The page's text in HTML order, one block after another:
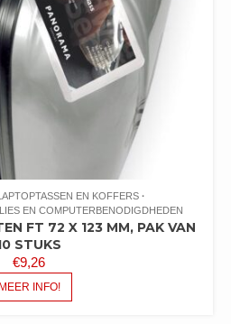
EN KOFFERS
EN COMPUTERBENODIGDHEDEN
FT 72 X 123 MM, PAK VAN
STUKS
€9,26
MEER INFO!